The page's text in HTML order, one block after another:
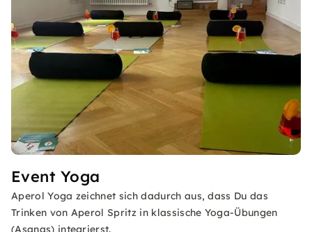
Event Yoga
Aperol Yoga zeichnet sich dadurch aus, dass Du das
Trinken von Aperol Spritz in klassische Yoga-Übungen
(Asanas) integrierst.